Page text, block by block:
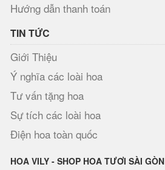
Hướng dẫn thanh toán
TIN TỨC
Giới Thiệu
Ý nghĩa các loài hoa
Tư vấn tặng hoa
Sự tích các loài hoa
Điện hoa toàn quốc
HOA VILY - SHOP HOA TƯƠI SÀI GÒN